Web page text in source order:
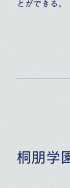
とができる。
桐朋学